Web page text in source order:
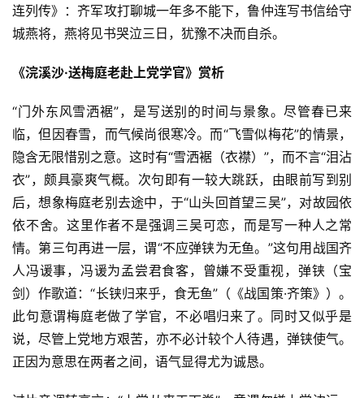
连列传》：齐军攻打聊城一年多不能下，鲁仲连写书信给守
城燕将，燕将见书哭泣三日，犹豫不决而自杀。
《浣溪沙·送梅庭老赴上党学官》赏析
“门外东风雪洒裾”，是写送别的时间与景象。尽管春已来
临，但因春雪，而气候尚很寒冷。而“飞雪似梅花”的情景，
隐含无限惜别之意。这时有“雪洒裾（衣襟）”，而不言“泪沾
衣”，颇具豪爽气概。次句即有一较大跳跃，由眼前写到别
后，想象梅庭老别去途中，于“山头回首望三吴”，对故园依
依不舍。这里作者不是强调三吴可恋，而是写一种人之常
情。第三句再进一层，谓“不应弹铗为无鱼。”这句用战国齐
人冯谖事，冯谖为孟尝君食客，曾嫌不受重视，弹铗（宝
剑）作歌道：“长铗归来乎，食无鱼”（《战国策·齐策》）。
此句意谓梅庭老做了学官，不必唱归来了。同时又似乎是
说，尽管上党地方艰苦，亦不必计较个人待遇，弹铗使气。
正因为意思在两者之间，语气显得尤为诚恳。